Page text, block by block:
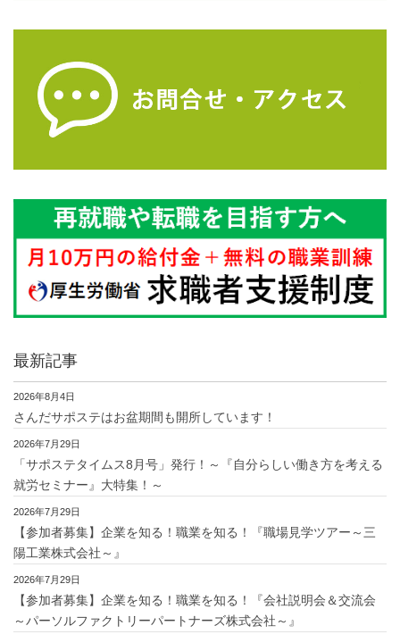
最新記事
2026年8月4日
さんだサポステはお盆期間も開所しています！
2026年7月29日
「サポステタイムス8月号」発行！～『自分らしい働き方を考える
就労セミナー』大特集！～
2026年7月29日
【参加者募集】企業を知る！職業を知る！『職場見学ツアー～三
陽工業株式会社～』
2026年7月29日
【参加者募集】企業を知る！職業を知る！『会社説明会＆交流会
～パーソルファクトリーパートナーズ株式会社～』